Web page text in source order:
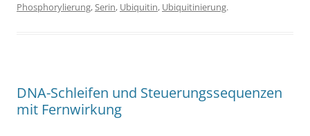
Phosphorylierung,Serin, Ubiquitin, Ubiquitinierung.
DNA-Schleifen und Steuerungssequenzen
mit Fernwirkung